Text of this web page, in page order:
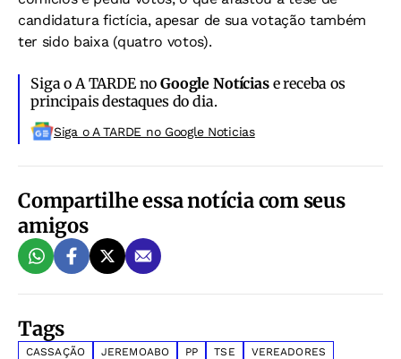
candidatura fictícia, apesar de sua votação também
ter sido baixa (quatro votos).
Siga o A TARDE noGoogle Notíciase receba os
principais destaques do dia.
Siga o A TARDE no Google Noticias
Compartilhe essa notícia com seus
amigos
Tags
CASSAÇÃO JEREMOABO PP TSE VEREADORES